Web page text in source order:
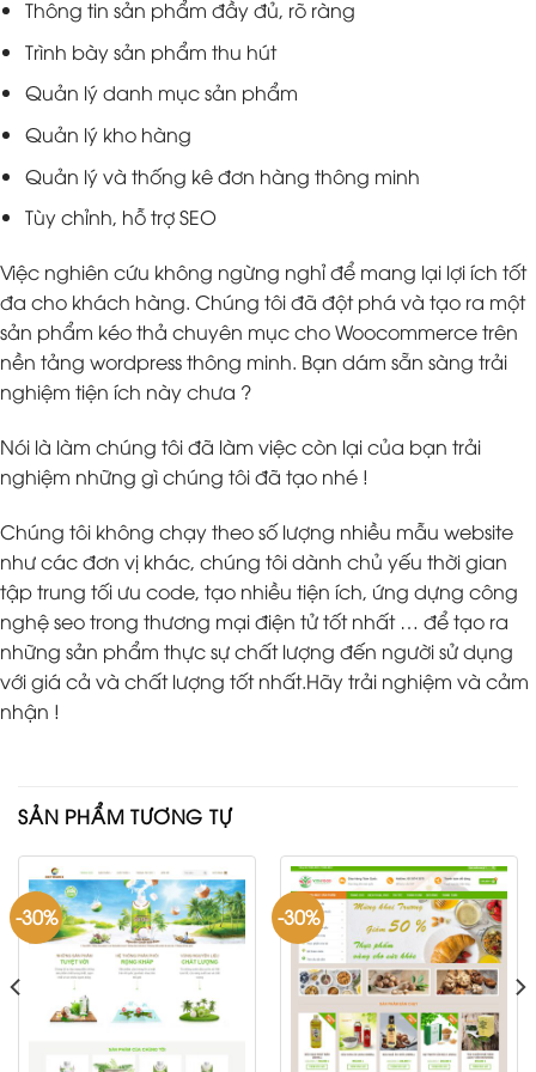
Thông tin sản phẩm đầy đủ, rõ ràng
Trình bày sản phẩm thu hút
Quản lý danh mục sản phẩm
Quản lý kho hàng
Quản lý và thống kê đơn hàng thông minh
Tùy chỉnh, hỗ trợ SEO
Việc nghiên cứu không ngừng nghỉ để mang lại lợi ích tốt
đa cho khách hàng. Chúng tôi đã đột phá và tạo ra một
sản phẩm kéo thả chuyên mục cho Woocommerce trên
nền tảng wordpress thông minh. Bạn dám sẵn sàng trải
nghiệm tiện ích này chưa ?
Nói là làm chúng tôi đã làm việc còn lại của bạn trải
nghiệm những gì chúng tôi đã tạo nhé !
Chúng tôi không chạy theo số lượng nhiều mẫu website
như các đơn vị khác, chúng tôi dành chủ yếu thời gian
tập trung tối ưu code, tạo nhiều tiện ích, ứng dựng công
nghệ seo trong thương mại điện tử tốt nhất … để tạo ra
những sản phẩm thực sự chất lượng đến người sử dụng
với giá cả và chất lượng tốt nhất.Hãy trải nghiệm và cảm
nhận !
SẢN PHẨM TƯƠNG TỰ
-30% -30%